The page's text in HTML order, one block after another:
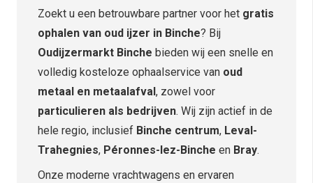
Zoekt u een betrouwbare partner voor het gratis
ophalen van oud ijzer in Binche? Bij
Oudijzermarkt Binche bieden wij een snelle en
volledig kosteloze ophaalservice van oud
metaal en metaalafval, zowel voor
particulieren als bedrijven. Wij zijn actief in de
hele regio, inclusief Binche centrum, Leval-
Trahegnies, Péronnes-lez-Binche en Bray.
Onze moderne vrachtwagens en ervaren